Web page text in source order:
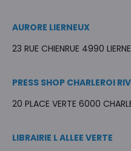
AURORE LIERNEUX
23 RUE CHIENRUE 4990
PRESS SHOP CHARLEROI
20 PLACE VERTE 6000
LIBRAIRIE L ALLEE VERTE